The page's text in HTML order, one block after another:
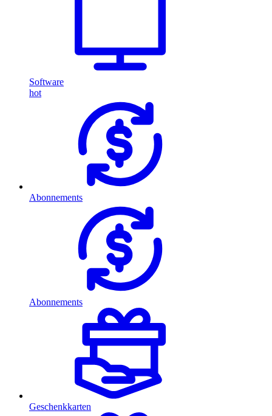
Software
hot
Abonnements
Abonnements
Geschenkkarten